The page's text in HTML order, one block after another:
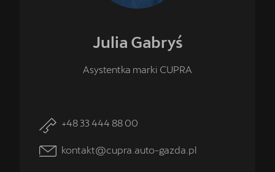
Julia Gabryś
Asystentka marki CUPRA
+48 33 444 88 00
kontakt@cupra.auto-gazda.pl